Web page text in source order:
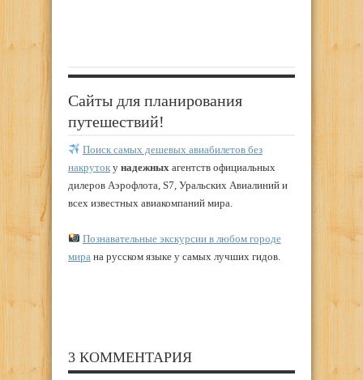
Сайты для планирования
путешествий!
Поиск самых дешевых авиабилетов без
накруток у надежных агентств официальных
дилеров Аэрофлота, S7, Уральских Авиалиний и
всех известных авиакомпаний мира.
Познавательные экскурсии в любом городе
мира на русском языке у самых лучших гидов.
3 КОММЕНТАРИЯ